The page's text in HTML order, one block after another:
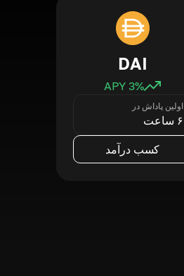
DAI
3% APY
اولین پاداش در
۶ ساعت
کسب درآمد